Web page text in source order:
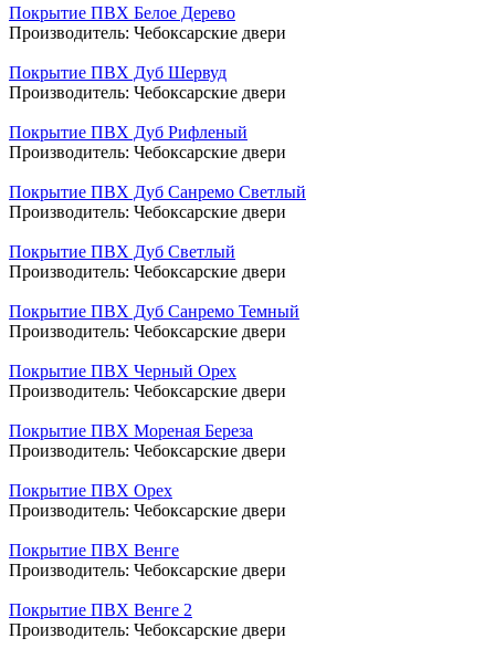
Покрытие ПВХ Белое Дерево
Производитель: Чебоксарские двери
Покрытие ПВХ Дуб Шервуд
Производитель: Чебоксарские двери
Покрытие ПВХ Дуб Рифленый
Производитель: Чебоксарские двери
Покрытие ПВХ Дуб Санремо Светлый
Производитель: Чебоксарские двери
Покрытие ПВХ Дуб Светлый
Производитель: Чебоксарские двери
Покрытие ПВХ Дуб Санремо Темный
Производитель: Чебоксарские двери
Покрытие ПВХ Черный Орех
Производитель: Чебоксарские двери
Покрытие ПВХ Мореная Береза
Производитель: Чебоксарские двери
Покрытие ПВХ Орех
Производитель: Чебоксарские двери
Покрытие ПВХ Венге
Производитель: Чебоксарские двери
Покрытие ПВХ Венге 2
Производитель: Чебоксарские двери